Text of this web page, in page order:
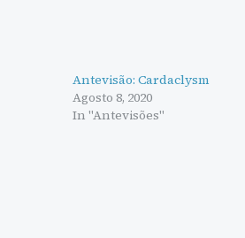
Antevisão: Cardaclysm
Agosto 8, 2020
In "Antevisões"